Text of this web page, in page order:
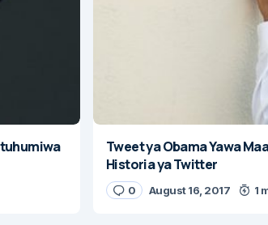
Tweet ya Obama Yawa
Historia ya Twitter
0 August 16, 2017 1